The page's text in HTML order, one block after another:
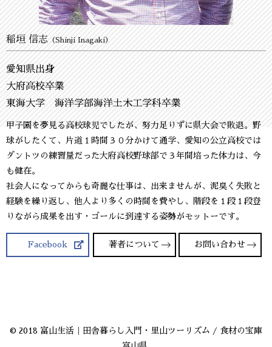
稲垣 信志（Shinji Inagaki）
愛知県出身
大府高校卒業
東海大学 海洋学部海洋土木工学科卒業
甲子園を夢見る高校球児でしたが、努力足りずに県大会で敗退。野
球がしたくて、片道１時間３０分かけて通学、愛知の公立高校では
ダントツの練習量だった大府高校野球部で３年間培った体力は、今
も健在。
社会人になってからも奇麗な仕事は、出来ませんが、泥臭く失敗と
経験を繰り返し、他人より多くの時間を費やし、階段を１段１段登
りながら成果を出す・ゴールに到達する姿勢がモットーです。
Facebook 著者について お問い合わせ
© 2018 富山生活｜田舎暮らし入門・里山ツーリズム / 食材の宝庫